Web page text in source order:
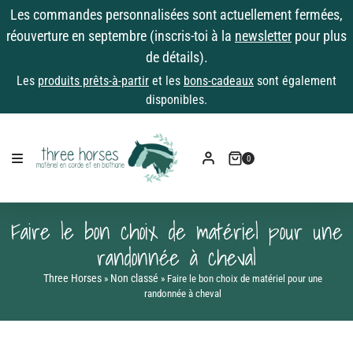
Les commandes personnalisées sont actuellement fermées,
réouverture en septembre (inscris-toi à la newsletter pour plus
de détails).
Les produits prêts-à-partir et les bons-cadeaux sont également
disponibles.
0
Faire le bon choix de matériel pour une
randonnée à cheval
Three Horses» Non classé » Faire le bon choix de matériel pour une
randonnée à cheval